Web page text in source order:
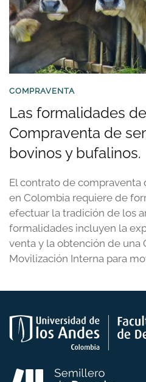
COMPRAVENTA
Las formalidades
Compraventa de
bovinos y bufalinos.
El contrato de compraventa
en Colombia requiere de
efectuar la tradición de los
formalidades incluyen la
venta y la obtención de una
Movilización Interna para